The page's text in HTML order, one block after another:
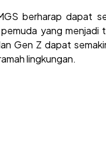
berharap dapat
yang
Gen Z dapat
lingkungan.